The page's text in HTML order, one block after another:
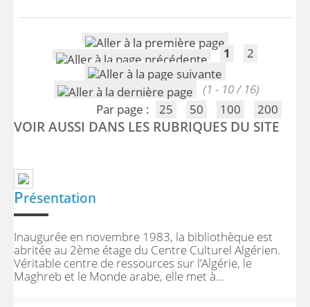
1 2
(1 - 10 / 16)
Par page :
25 50 100 200
VOIR AUSSI DANS LES RUBRIQUES DU SITE
Présentation
Inaugurée en novembre 1983, la bibliothèque est
abritée au 2ème étage du Centre Culturel Algérien.
Véritable centre de ressources sur l’Algérie, le
Maghreb et le Monde arabe, elle met à...